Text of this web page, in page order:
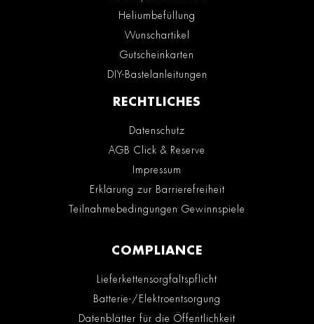
Heliumbefüllung
Wunschartikel
Gutscheinkarten
DIY-Bastelanleitungen
RECHTLICHES
Datenschutz
AGB Click & Reserve
Impressum
Erklärung zur Barrierefreiheit
Teilnahmebedingungen Gewinnspiele
COMPLIANCE
Lieferkettensorgfaltspflicht
Batterie-/Elektroentsorgung
Datenblätter für die Öffentlichkeit